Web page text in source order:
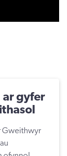
ar gyfer
Gweithwyr